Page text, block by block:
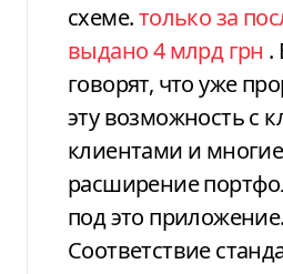
схеме.только за
выдано 4 млрд грн .
говорят, что уже
эту возможность с
клиентами и
расширение
под это приложение.
Соответствие